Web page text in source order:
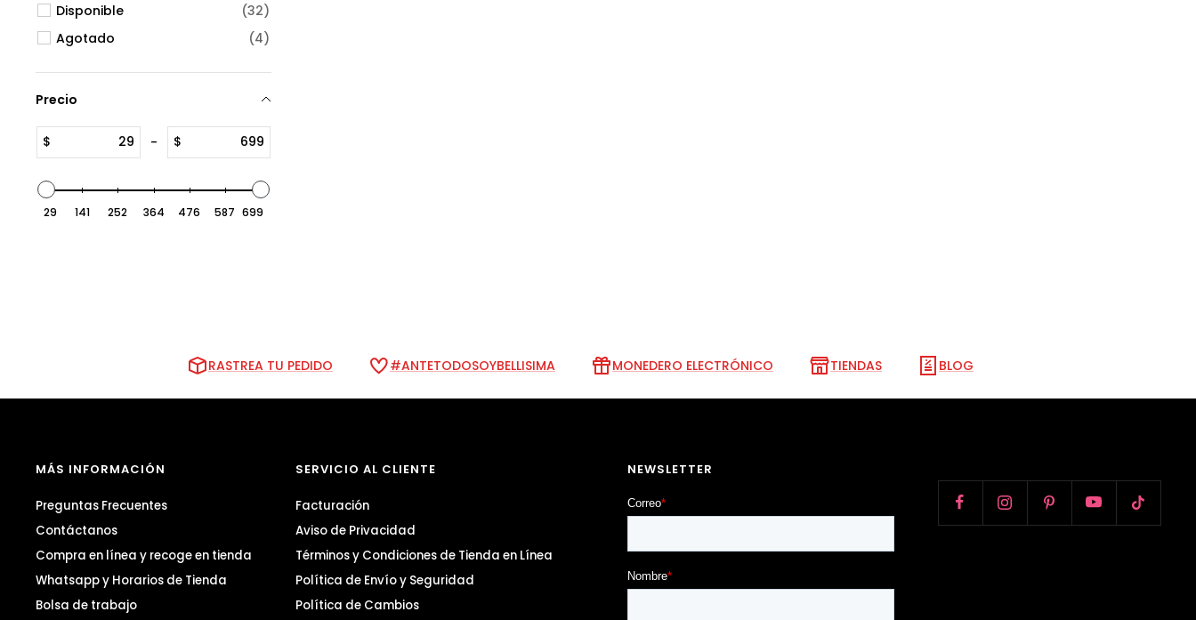
Disponible
(32)
Agotado
(4)
Precio
$ - $
29 141 252 364 476 587 699
RASTREA TU PEDIDO #ANTETODOSOYBELLISIMA MONEDERO ELECTRÓNICO TIENDAS BLOG
MÁS INFORMACIÓN
Preguntas Frecuentes
Contáctanos
Compra en línea y recoge en tienda
Whatsapp y Horarios de Tienda
Bolsa de trabajo
SERVICIO AL CLIENTE
Facturación
Aviso de Privacidad
Términos y Condiciones de Tienda en Línea
Política de Envío y Seguridad
Política de Cambios
NEWSLETTER